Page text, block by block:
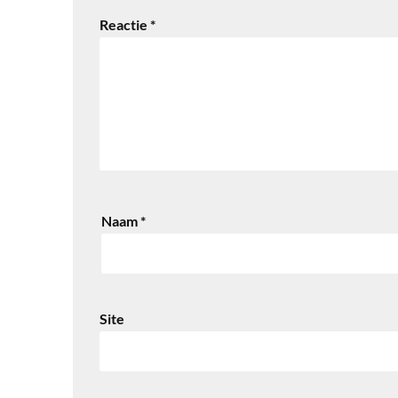
Reactie *
Naam*
Site